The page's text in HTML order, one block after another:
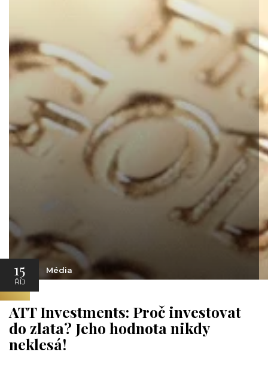
15
ŘÍJ
Média
ATT Investments: Proč investovat
do zlata? Jeho hodnota nikdy
neklesá!